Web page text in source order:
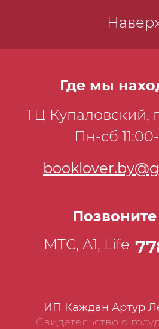
ИП Каждан Артур
Свидетельство о
Где мы
ТЦ Купаловский,
Пн-сб
МТС, А1, Life